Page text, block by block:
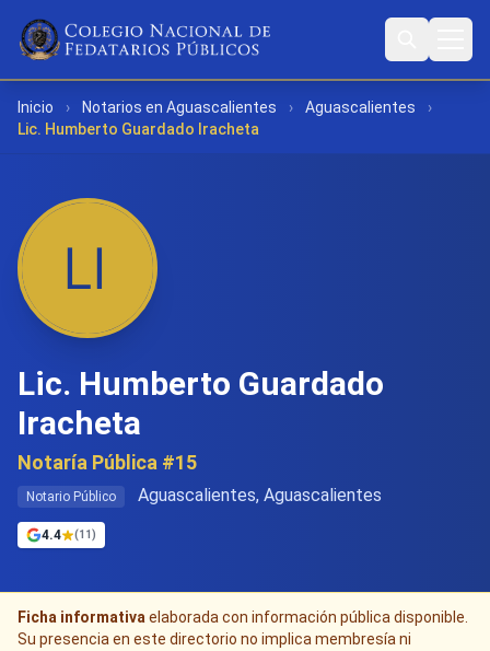
Inicio › Notarios en Aguascalientes › Aguascalientes
›
Lic. Humberto Guardado Iracheta
Lic. Humberto Guardado
Iracheta
Notaría Pública #15
Notario Público Aguascalientes, Aguascalientes
4.4 (11)
Ficha informativa elaborada con información pública disponible.
Su presencia en este directorio no implica membresía ni